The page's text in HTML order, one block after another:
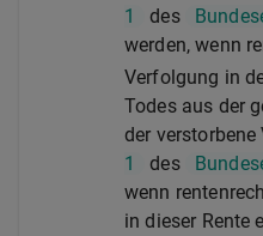
1
des
werden, wenn
Verfolgung in
Todes aus der
der
1
des
wenn
in dieser Rente